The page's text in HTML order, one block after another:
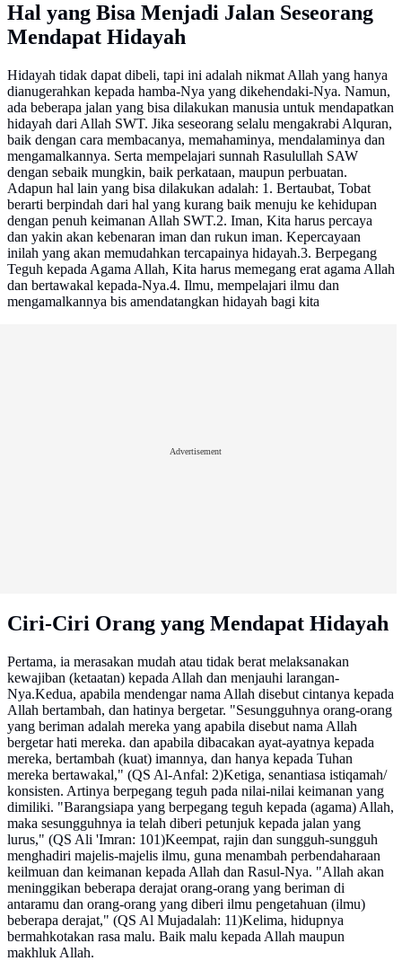
Hal yang Bisa Menjadi Jalan Seseorang
Mendapat Hidayah
Hidayah tidak dapat dibeli, tapi ini adalah nikmat Allah yang hanya
dianugerahkan kepada hamba-Nya yang dikehendaki-Nya. Namun,
ada beberapa jalan yang bisa dilakukan manusia untuk mendapatkan
hidayah dari Allah SWT. Jika seseorang selalu mengakrabi Alquran,
baik dengan cara membacanya, memahaminya, mendalaminya dan
mengamalkannya. Serta mempelajari sunnah Rasulullah SAW
dengan sebaik mungkin, baik perkataan, maupun perbuatan.
Adapun hal lain yang bisa dilakukan adalah: 1. Bertaubat, Tobat
berarti berpindah dari hal yang kurang baik menuju ke kehidupan
dengan penuh keimanan Allah SWT.2. Iman, Kita harus percaya
dan yakin akan kebenaran iman dan rukun iman. Kepercayaan
inilah yang akan memudahkan tercapainya hidayah.3. Berpegang
Teguh kepada Agama Allah, Kita harus memegang erat agama Allah
dan bertawakal kepada-Nya.4. Ilmu, mempelajari ilmu dan
mengamalkannya bis amendatangkan hidayah bagi kita
Advertisement
Ciri-Ciri Orang yang Mendapat Hidayah
Pertama, ia merasakan mudah atau tidak berat melaksanakan
kewajiban (ketaatan) kepada Allah dan menjauhi larangan-
Nya.Kedua, apabila mendengar nama Allah disebut cintanya kepada
Allah bertambah, dan hatinya bergetar. "Sesungguhnya orang-orang
yang beriman adalah mereka yang apabila disebut nama Allah
bergetar hati mereka. dan apabila dibacakan ayat-ayatnya kepada
mereka, bertambah (kuat) imannya, dan hanya kepada Tuhan
mereka bertawakal," (QS Al-Anfal: 2)Ketiga, senantiasa istiqamah/
konsisten. Artinya berpegang teguh pada nilai-nilai keimanan yang
dimiliki. "Barangsiapa yang berpegang teguh kepada (agama) Allah,
maka sesungguhnya ia telah diberi petunjuk kepada jalan yang
lurus," (QS Ali 'Imran: 101)Keempat, rajin dan sungguh-sungguh
menghadiri majelis-majelis ilmu, guna menambah perbendaharaan
keilmuan dan keimanan kepada Allah dan Rasul-Nya. "Allah akan
meninggikan beberapa derajat orang-orang yang beriman di
antaramu dan orang-orang yang diberi ilmu pengetahuan (ilmu)
beberapa derajat," (QS Al Mujadalah: 11)Kelima, hidupnya
bermahkotakan rasa malu. Baik malu kepada Allah maupun
makhluk Allah.